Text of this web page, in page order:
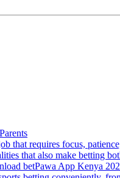
that requires focus,
that also make betting
betPawa App Kenya